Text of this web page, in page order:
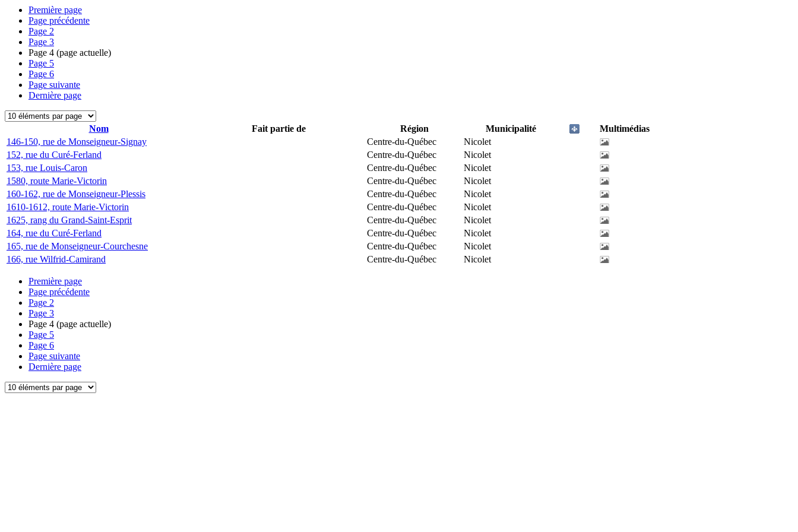
Première page
Page précédente
Page 2
Page 3
Page 4 (page actuelle)
Page 5
Page 6
Page suivante
Dernière page
Nom Fait partie de Région Municipalité
Multimédias
146-150, rue de Monseigneur-Signay
Centre-du-Québec
Nicolet
152, rue du Curé-Ferland
Centre-du-Québec
Nicolet
153, rue Louis-Caron
Centre-du-Québec
Nicolet
1580, route Marie-Victorin
Centre-du-Québec
Nicolet
160-162, rue de Monseigneur-Plessis
Centre-du-Québec
Nicolet
1610-1612, route Marie-Victorin
Centre-du-Québec
Nicolet
1625, rang du Grand-Saint-Esprit
Centre-du-Québec
Nicolet
164, rue du Curé-Ferland
Centre-du-Québec
Nicolet
165, rue de Monseigneur-Courchesne
Centre-du-Québec
Nicolet
166, rue Wilfrid-Camirand
Centre-du-Québec Nicolet
Première page
Page précédente
Page 2
Page 3
Page 4 (page actuelle)
Page 5
Page 6
Page suivante
Dernière page